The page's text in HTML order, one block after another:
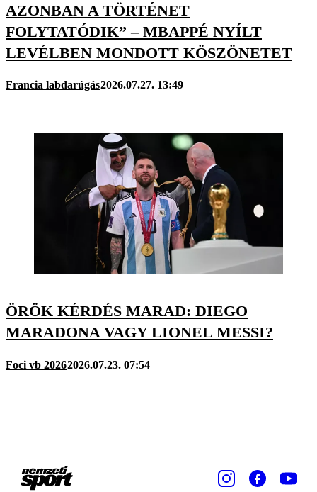
AZONBAN A TÖRTÉNET
FOLYTATÓDIK” – MBAPPÉ NYÍLT
LEVÉLBEN MONDOTT KÖSZÖNETET
Francia labdarúgás2026.07.27. 13:49
ÖRÖK KÉRDÉS MARAD: DIEGO
MARADONA VAGY LIONEL MESSI?
Foci vb 20262026.07.23. 07:54